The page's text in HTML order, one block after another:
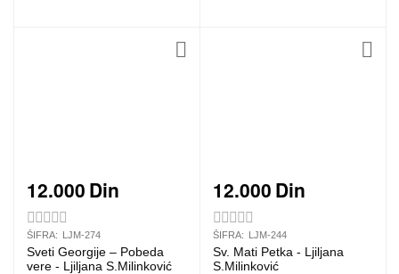
12.000 Din
ŠIFRA: LJM-274
Sveti Georgije – Pobeda
vere - Ljiljana S.Milinković
12.000 Din
ŠIFRA: LJM-244
Sv. Mati Petka - Ljiljana
S.Milinković